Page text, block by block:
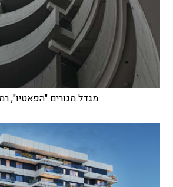
מגדל מגורים "הפאטיו",